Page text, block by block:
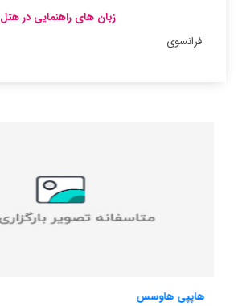
زبان های راهنمایی در هتل
فرانسوی
آنجامازا ویلیج